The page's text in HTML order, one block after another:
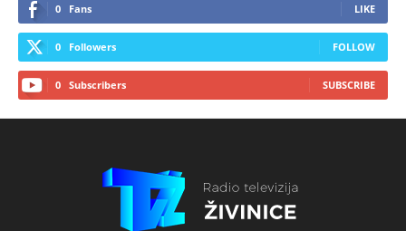
0 Fans LIKE
0 Followers FOLLOW
0 Subscribers SUBSCRIBE